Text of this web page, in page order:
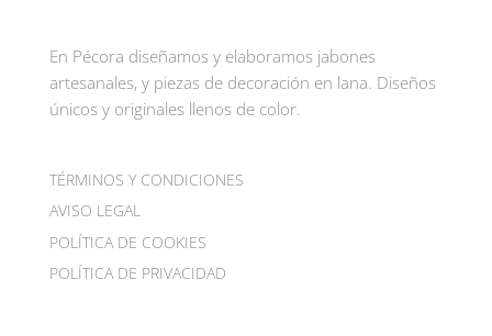
En Pécora diseñamos y elaboramos jabones
artesanales, y piezas de decoración en lana. Diseños
únicos y originales llenos de color.
TÉRMINOS Y CONDICIONES
AVISO LEGAL
POLÍTICA DE COOKIES
POLÍTICA DE PRIVACIDAD